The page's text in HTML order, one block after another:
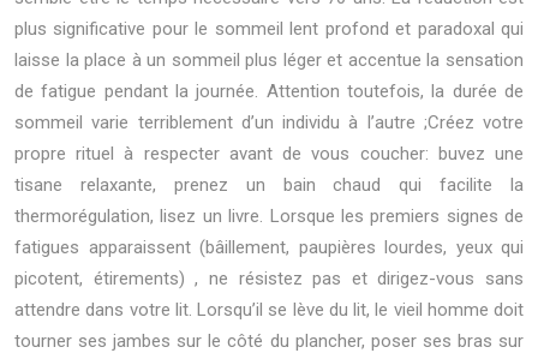
plus significative pour le sommeil lent profond et paradoxal qui
laisse la place à un sommeil plus léger et accentue la sensation
de fatigue pendant la journée. Attention toutefois, la durée de
sommeil varie terriblement d’un individu à l’autre ;Créez votre
propre rituel à respecter avant de vous coucher: buvez une
tisane relaxante, prenez un bain chaud qui facilite la
thermorégulation, lisez un livre. Lorsque les premiers signes de
fatigues apparaissent (bâillement, paupières lourdes, yeux qui
picotent, étirements) , ne résistez pas et dirigez-vous sans
attendre dans votre lit. Lorsqu’il se lève du lit, le vieil homme doit
tourner ses jambes sur le côté du plancher, poser ses bras sur